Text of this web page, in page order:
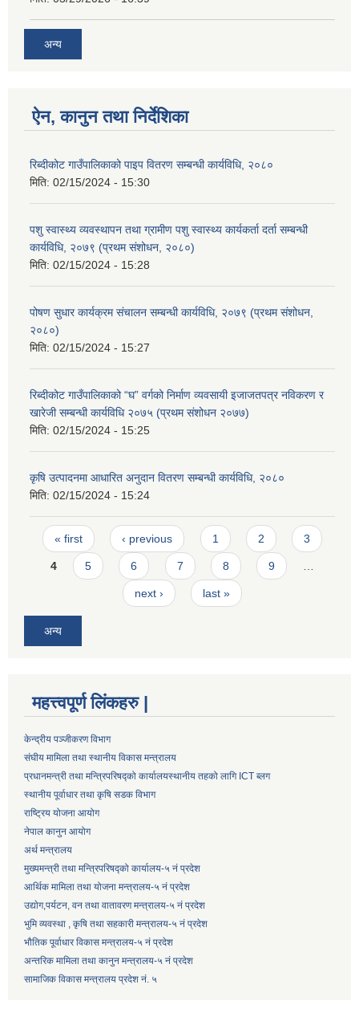
अन्य
ऐन, कानुन तथा निर्देशिका
रिब्दीकोट गाउँपालिकाको पाइप वितरण सम्बन्धी कार्यविधि, २०८०
मिति: 02/15/2024 - 15:30
पशु स्वास्थ्य व्यवस्थापन तथा ग्रामीण पशु स्वास्थ्य कार्यकर्ता दर्ता सम्बन्धी
कार्यविधि, २०७९ (प्रथम संशोधन, २०८०)
मिति: 02/15/2024 - 15:28
पोषण सुधार कार्यक्रम संचालन सम्बन्धी कार्यविधि, २०७९ (प्रथम संशोधन,
२०८०)
मिति: 02/15/2024 - 15:27
रिब्दीकोट गाउँपालिकाको “घ” वर्गको निर्माण व्यवसायी इजाजतपत्र नविकरण र
खारेजी सम्बन्धी कार्यविधि २०७५ (प्रथम संशोधन २०७७)
मिति: 02/15/2024 - 15:25
कृषि उत्पादनमा आधारित अनुदान वितरण सम्बन्धी कार्यविधि, २०८०
मिति: 02/15/2024 - 15:24
Pages
« first ‹ previous 1 2 3
4 5 6 7 8 9 …
next › last »
अन्य
महत्त्वपूर्ण लिंकहरु |
केन्द्रीय पञ्जीकरण विभाग
संघीय मामिला तथा स्थानीय विकास मन्त्रालय
प्रधानमन्त्री तथा मन्त्रिपरिषद्को कार्यालयस्थानीय तहको लागि ICT ब्लग
स्थानीय पूर्वाधार तथा कृषि सडक विभाग
राष्ट्रिय योजना आयोग
नेपाल कानुन आयोग
अर्थ मन्त्रालय
मुख्यमन्त्री तथा मन्त्रिपरिषद्को कार्यालय-५ नं प्रदेश
आर्थिक मामिला तथा योजना मन्त्रालय-५ नं प्रदेश
उद्याेग,पर्यटन, वन तथा वातावरण मन्त्रालय-५ नं प्रदेश
भुमि व्यवस्था , कृषि तथा सहकारी मन्त्रालय-५ नं प्रदेश
भौतिक पूर्वाधार विकास मन्त्रालय-५ नं प्रदेश
अन्तरिक मामिला तथा कानुन मन्त्रालय-५ नं प्रदेश
सामाजिक विकास मन्त्रालय प्रदेश नं. ५